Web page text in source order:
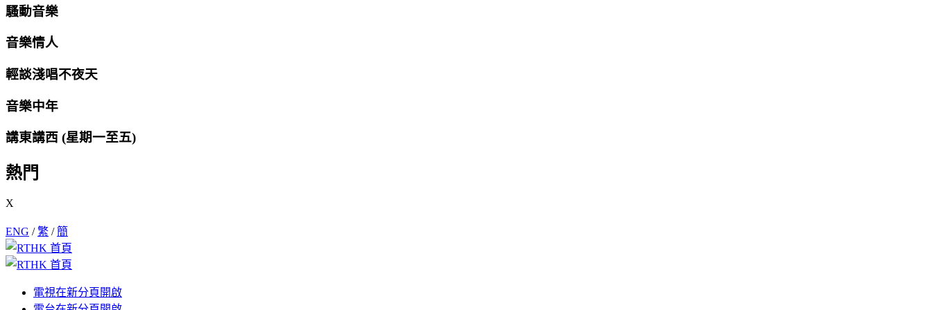
騷動音樂
音樂情人
輕談淺唱不夜天
音樂中年
講東講西 (星期一至五)
熱門
X
ENG / 繁 / 簡
電視在新分頁開啟